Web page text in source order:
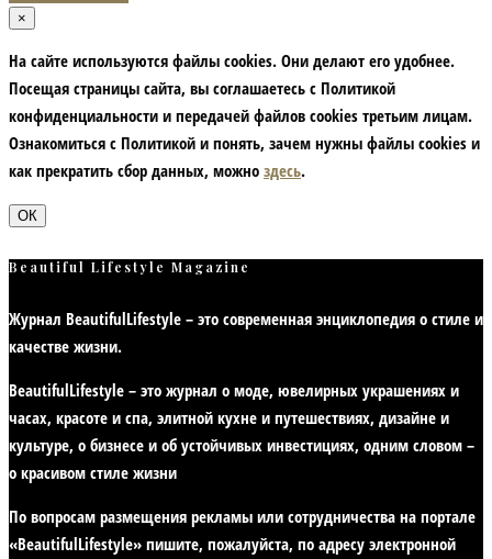
×
На сайте используются файлы cookies. Они делают его удобнее.
Посещая страницы сайта, вы соглашаетесь с Политикой
конфиденциальности и передачей файлов cookies третьим лицам.
Ознакомиться с Политикой и понять, зачем нужны файлы сookies и
как прекратить сбор данных, можно здесь.
ОК
Beautiful Lifestyle Magazine
Журнал BeautifulLifestyle – это современная энциклопедия о стиле и
качестве жизни.
BeautifulLifestyle – это журнал о моде, ювелирных украшениях и
часах, красоте и спа, элитной кухне и путешествиях, дизайне и
культуре, о бизнесе и об устойчивых инвестициях, одним словом –
о красивом стиле жизни
По вопросам размещения рекламы или сотрудничества на портале
«BeautifulLifestyle» пишите, пожалуйста, по адресу электронной